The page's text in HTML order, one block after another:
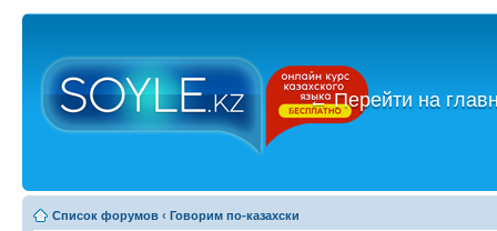
←Перейти на
Список форумов ‹ Говорим по-казахски